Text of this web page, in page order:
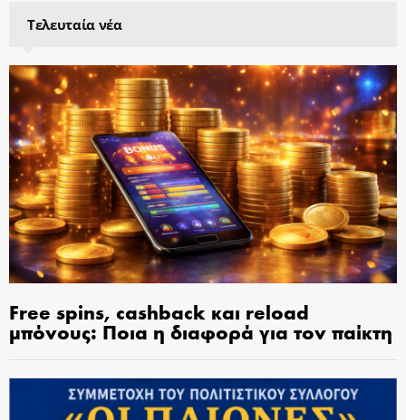
Τελευταία νέα
Free spins, cashback και reload
μπόνους: Ποια η διαφορά για τον παίκτη